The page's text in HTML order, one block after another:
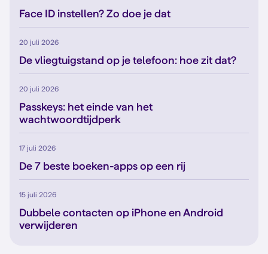
Face ID instellen? Zo doe je dat
20 juli 2026
De vliegtuigstand op je telefoon: hoe zit dat?
20 juli 2026
Passkeys: het einde van het
wachtwoordtijdperk
17 juli 2026
De 7 beste boeken-apps op een rij
15 juli 2026
Dubbele contacten op iPhone en Android
verwijderen